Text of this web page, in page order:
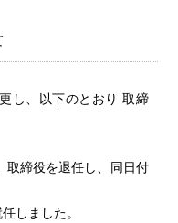
し、以下のとおり 取締
取締役を退任し、同日付
しました。